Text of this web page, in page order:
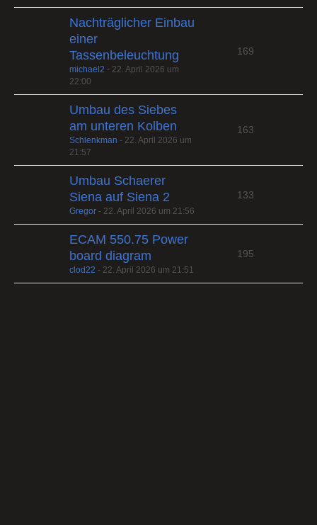
Nachträglicher Einbau
einer
Tassenbeleuchtung
michael2 - 22. April 2026 um
22:00
169
Umbau des Siebes
am unteren Kolben
Schlenkman - 22. April 2026 um
21:57
163
Umbau Schaerer
Siena auf Siena 2
Gregor - 22. April 2026 um 21:56
133
ECAM 550.75 Power
board diagram
clod22 - 22. April 2026 um 21:51
195